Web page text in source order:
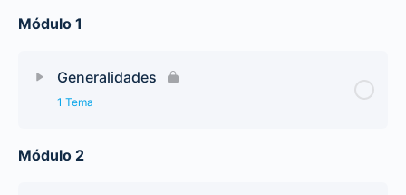
Módulo 1
Generalidades
1 Tema
Módulo 2